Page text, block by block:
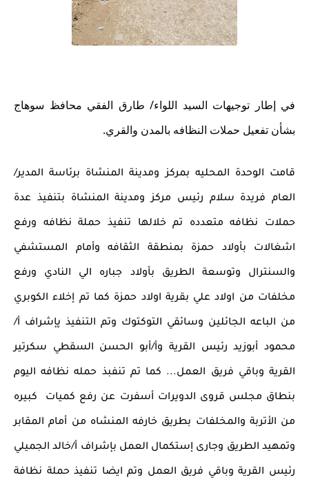
بشأن تفعيل حملات النظافه بالمدن والقري.
قامت الوحدة المحليه بمركز ومدينة المنشاة برئاسة المدير/
من الباعه الجائلين وسائقي التوكتوك وتم التنفيذ پإشراف أ/
محمود أبوزيد رئيس القرية وأ/أبو الحسن السقطي سكرتير
من الأتربة والمخلفات بطريق خارفه المنشاه من أمام المقابر